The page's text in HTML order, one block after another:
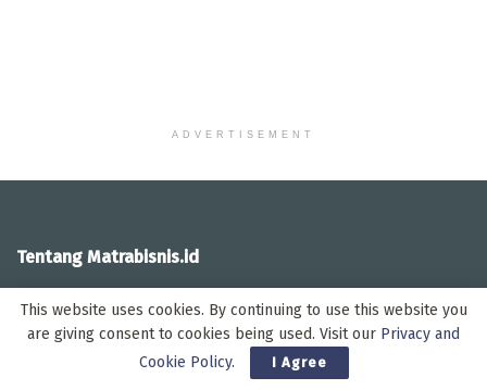
ADVERTISEMENT
Tentang Matrabisnis.id
Matrabisnis.id adalah media online pengembangan dari media
cetak Matra Bisnis yang berbentuk tabloid dan terbit secara
mingguan setiap hari Rabu. Matra Bisnis merupakan media cetak
pertama di Kalimantan Barat, yang fokus pada berita-berita
This website uses cookies. By continuing to use this website you
are giving consent to cookies being used. Visit our Privacy and
Cookie Policy. I Agree